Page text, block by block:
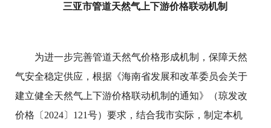
三亚市管道天然气上下游价格联动机制
为进一步完善管道天然气价格形成机制，保障天然
气安全稳定供应，根据《海南省发展和改革委员会关于
建立健全天然气上下游价格联动机制的通知》（琼发改
价格〔2024〕121号）要求，结合我市实际，制定本机